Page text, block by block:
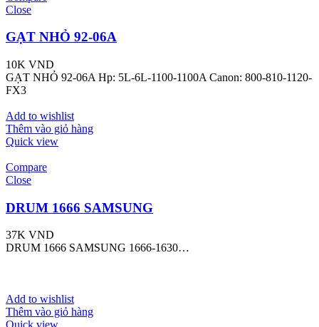
Close
GẠT NHỎ 92-06A
10K VND
GẠT NHỎ 92-06A Hp: 5L-6L-1100-1100A Canon: 800-810-1120-
FX3
Add to wishlist
Thêm vào giỏ hàng
Quick view
Compare
Close
DRUM 1666 SAMSUNG
37K VND
DRUM 1666 SAMSUNG 1666-1630…
Add to wishlist
Thêm vào giỏ hàng